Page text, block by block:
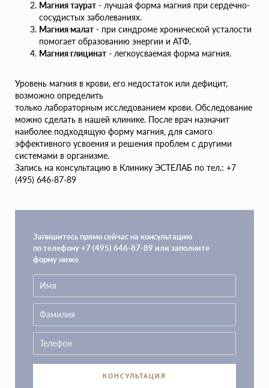
Магния таурат - лучшая форма магния при сердечно-
сосудистых заболеваниях.
Магния малат - при синдроме хронической усталости
помогает образованию энергии и АТФ.
Магния глицинат - легкоусваемая форма магния.
Уровень магния в крови, его недостаток или дефицит,
возможно определить
только лабораторным исследованием крови. Обследование
можно сделать в нашей клинике. После врач назначит
наиболее подходящую форму магния, для самого
эффективного усвоения и решения проблем с другими
системами в организме.
Запись на консультацию в Клинику ЭСТЕЛАБ по тел.: +7
(495) 646-87-89
Запишитесь прямо сейчас на консультацию
по телефону +7 (495) 646-87-89 или заполните
форму ниже
КОНСУЛЬТАЦИЯ